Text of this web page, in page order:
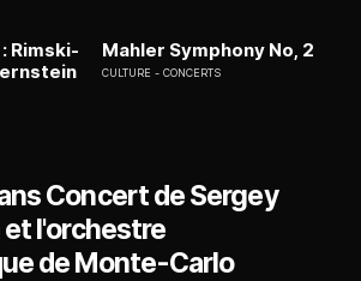
Rimski-
Mahler Symphony No, 2
CULTURE CONCERTS
Concert de Sergey
l'orchestre
de Monte-Carlo